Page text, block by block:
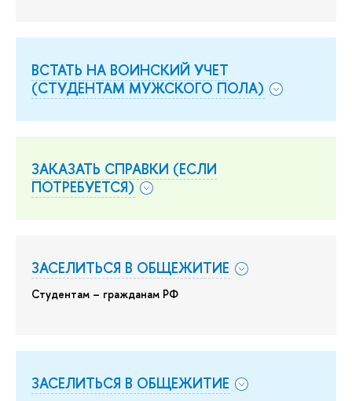
ВСТАТЬ НА ВОИНСКИЙ УЧЕТ
(СТУДЕНТАМ МУЖСКОГО ПОЛА)
ЗАКАЗАТЬ СПРАВКИ (ЕСЛИ
ПОТРЕБУЕТСЯ)
ЗАСЕЛИТЬСЯ В ОБЩЕЖИТИЕ
Студентам – гражданам РФ
ЗАСЕЛИТЬСЯ В ОБЩЕЖИТИЕ